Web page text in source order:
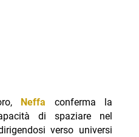
Neffa conferma la
di spaziare nel
verso universi